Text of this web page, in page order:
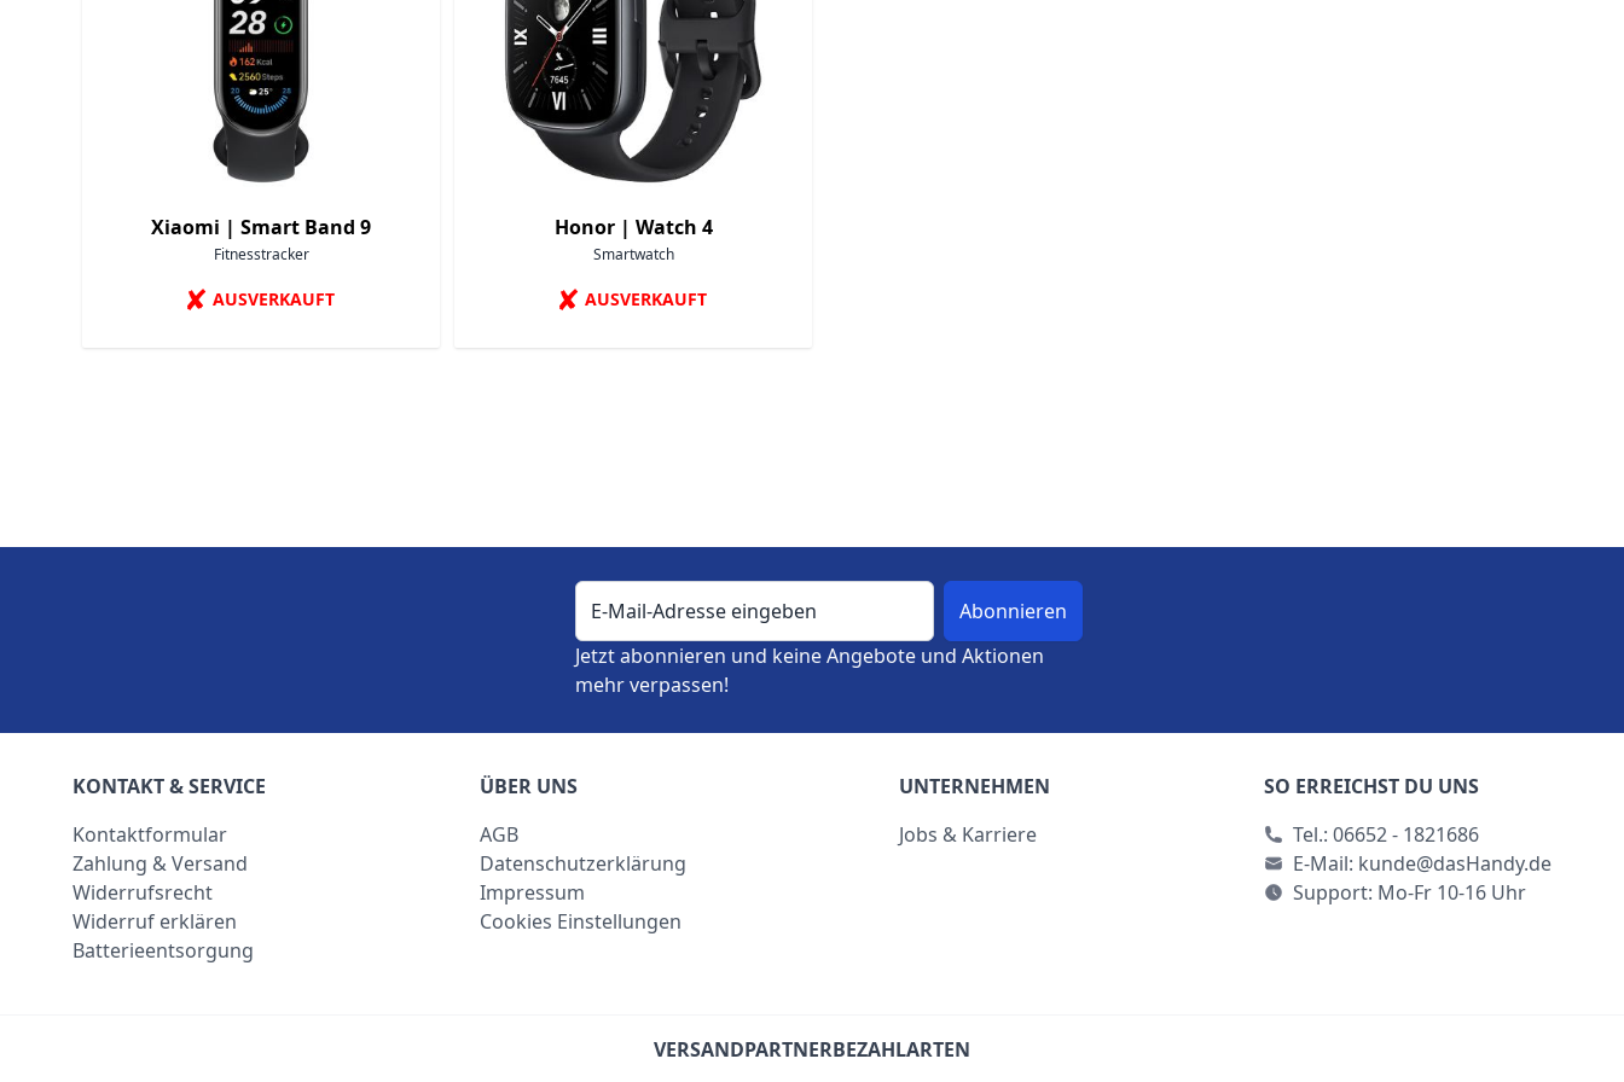
Xiaomi | Smart Band 9
Fitnesstracker
✘ AUSVERKAUFT
Honor | Watch 4
Smartwatch
✘ AUSVERKAUFT
E-Mail-Adresse
Jetzt abonnieren und keine Angebote und Aktionen
mehr verpassen!
KONTAKT & SERVICE
Kontaktformular
Zahlung & Versand
Widerrufsrecht
Widerruf erklären
Batterieentsorgung
ÜBER UNS
AGB
Datenschutzerklärung
Impressum
Cookies Einstellungen
UNTERNEHMEN
Jobs & Karriere
SO ERREICHST DU UNS
Tel.: 06652 - 1821686
E-Mail: kunde@dasHandy.de
Support: Mo-Fr 10-16 Uhr
VERSANDPARTNERBEZAHLARTEN